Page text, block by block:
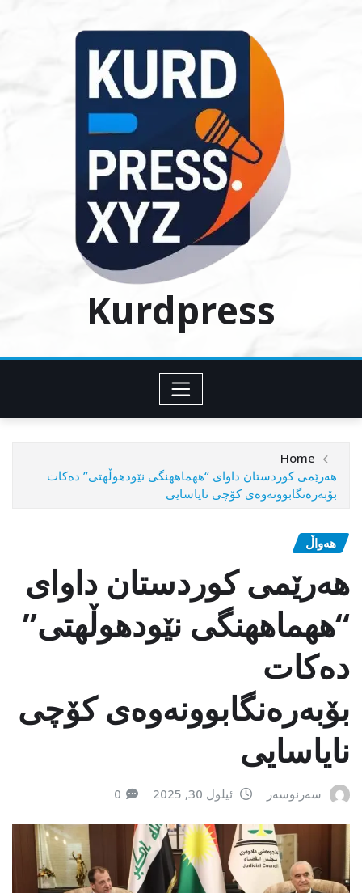
Kurdpress
Home
هەرێمی کوردستان داوای “ههماههنگی نێودهوڵهتی” دەکات
بۆبەرەنگابوونەوەی کۆچی نایاسایی
هەواڵ
هەرێمی کوردستان داوای
“ههماههنگی نێودهوڵهتی”
دەکات
بۆبەرەنگابوونەوەی کۆچی
نایاسایی
سەرنوسەر ئیلول 30, 2025 0